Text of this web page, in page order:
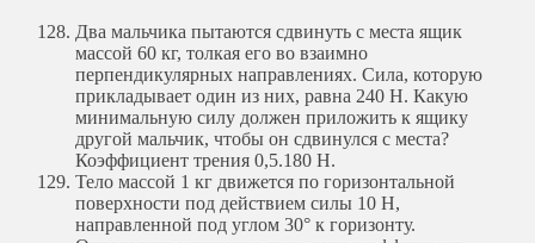
Два мальчика пытаются сдвинуть с места ящик
массой 60 кг, толкая его во взаимно
перпендикулярных направлениях. Сила, которую
прикладывает один из них, равна 240 Н. Какую
минимальную силу должен приложить к ящику
другой мальчик, чтобы он сдвинулся с места?
Коэффициент трения 0,5.180 Н.
Тело массой 1 кг движется по горизонтальной
поверхности под действием силы 10 Н,
направленной под углом 30° к горизонту.